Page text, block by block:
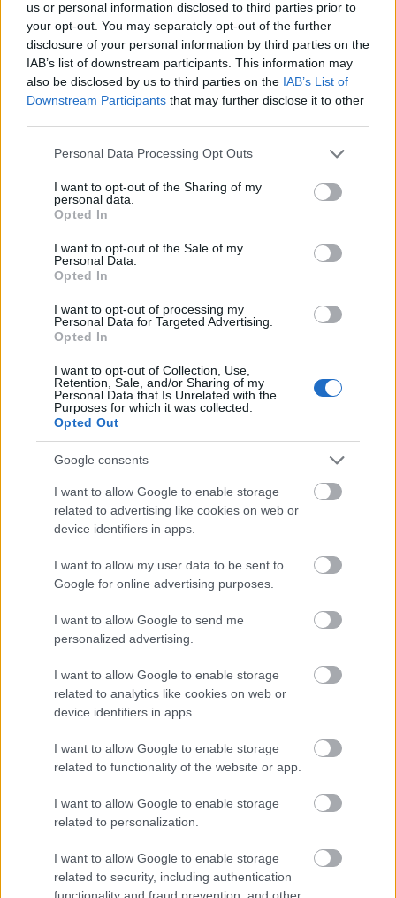
us or personal information disclosed to third parties prior to
your opt-out. You may separately opt-out of the further
disclosure of your personal information by third parties on the
IAB’s list of downstream participants. This information may
also be disclosed by us to third parties on the IAB’s List of
Downstream Participants that may further disclose it to other
Please note that this website/app uses one or more Google
not limited to your visit or usage behaviour. You may click to
grant or deny consent to Google and its third-party tags to
use your data for below specified purposes in below Google
consent section.
Personal Data Processing Opt Outs
I want to opt-out of the Sharing of my
personal data.
Opted In
I want to opt-out of the Sale of my
Personal Data.
Opted In
I want to opt-out of processing my
Personal Data for Targeted Advertising.
Opted In
I want to opt-out of Collection, Use,
Retention, Sale, and/or Sharing of my
Personal Data that Is Unrelated with the
Purposes for which it was collected.
Opted Out
Google consents
I want to allow Google to enable storage
related to advertising like cookies on web or
device identifiers in apps.
I want to allow my user data to be sent to
Google for online advertising purposes.
I want to allow Google to send me
personalized advertising.
I want to allow Google to enable storage
related to analytics like cookies on web or
device identifiers in apps.
I want to allow Google to enable storage
related to functionality of the website or app.
I want to allow Google to enable storage
related to personalization.
I want to allow Google to enable storage
related to security, including authentication
functionality and fraud prevention, and other
Źródło
Microsoft
Nasze artykuły będą częściej pojawiać się w Twoich wynikach
Udostępnij Udostępnij
Karol Kunat
Kawał historii związanej z Tabletowo. Na początku
Osiem lat owocnej współpracy.
KONTAKT
REDAKCJA
POLITYKA PRYWATNOŚCI
Urządzenia
SMARTFONY